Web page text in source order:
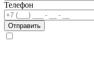
Телефон
Отправить